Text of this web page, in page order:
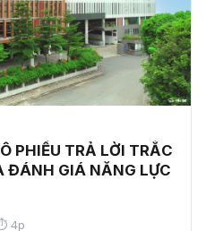
PHIẾU TRẢ LỜI TRẮC
ĐÁNH GIÁ NĂNG LỰC
4p